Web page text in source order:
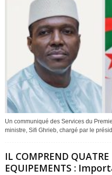
Un communiqué des Services du
ministre, Sifi Ghrieb, chargé par le
IL COMPREND QUATRE
EQUIPEMENTS :